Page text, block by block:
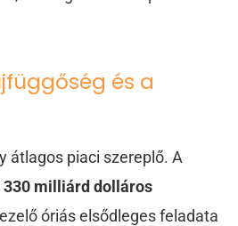
és a
átlagos piaci szereplő. A
330 milliárd dolláros
óriás elsődleges feladata